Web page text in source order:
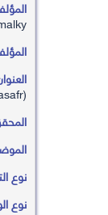
نوع
نوع